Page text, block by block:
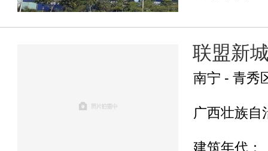
联盟新
南宁 - 青秀
广西壮族自
建筑年代：